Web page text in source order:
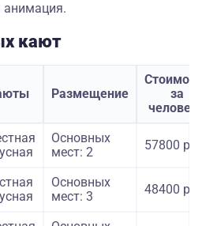
анимация.
кают
Размещение
за
Основных
мест: 2
57800
Основных
мест: 3
48400